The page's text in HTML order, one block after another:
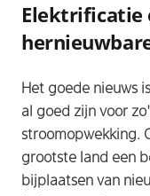
Elektrificatie
Het goede nieuws
al goed zijn voor
stroomopwekking.
grootste land een
bijplaatsen van